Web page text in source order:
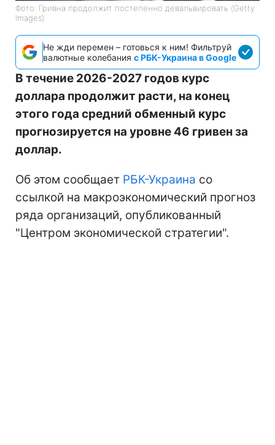
Фото: Гривна продолжит постепенно девальвировать (Getty
Images)
Не жди перемен – готовься к ним! Фильтруй
валютные колебания с РБК-Украина в Google
В течение 2026-2027 годов курс
доллара продолжит расти, на конец
этого года средний обменный курс
прогнозируется на уровне 46 гривен за
доллар.
Об этом сообщает РБК-Украина со
ссылкой на макроэкономический прогноз
ряда организаций, опубликованный
"Центром экономической стратегии".